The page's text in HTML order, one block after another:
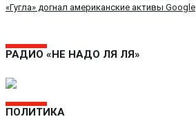
«Гугла» догнал американские активы Google
РАДИО «НЕ НАДО ЛЯ ЛЯ»
ПОЛИТИКА